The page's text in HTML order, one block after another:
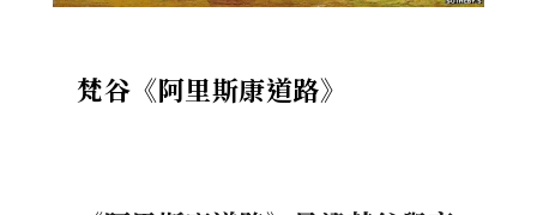
梵谷《阿里斯康道路》